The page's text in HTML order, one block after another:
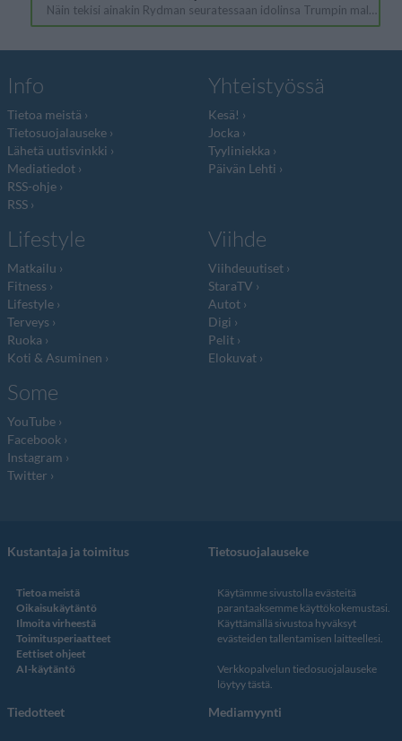
Info
Tietoa meistä
Tietosuojalauseke
Lähetä uutisvinkki
Mediatiedot
RSS-ohje
RSS
Yhteistyössä
Kesä!
Jocka
Tyyliniekka
Päivän Lehti
Lifestyle
Matkailu
Fitness
Lifestyle
Terveys
Ruoka
Koti & Asuminen
Viihde
Viihdeuutiset
StaraTV
Autot
Digi
Pelit
Elokuvat
Some
YouTube
Facebook
Instagram
Twitter
Kustantaja ja toimitus
Tietoa meistä
Oikaisukäytäntö
Ilmoita virheestä
Toimitusperiaatteet
Eettiset ohjeet
AI-käytäntö
Tietosuojalauseke
Käytämme sivustolla evästeitä
parantaaksemme käyttökokemustasi.
Käyttämällä sivustoa hyväksyt
evästeiden tallentamisen laitteellesi.
Verkkopalvelun tiedosuojalauseke
löytyy tästä.
Tiedotteet Mediamyynti